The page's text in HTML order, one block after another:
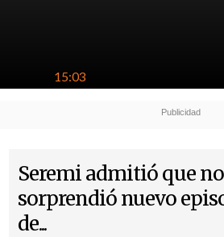
15:03
Seremi admitió que
sorprendió nuevo
de...